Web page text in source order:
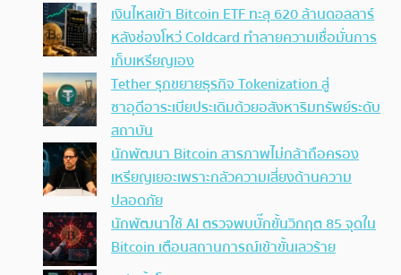
เงินไหลเข้า Bitcoin ETF ทะลุ 620 ล้านดอลลาร์
หลังช่องโหว่ Coldcard ทำลายความเชื่อมั่นการ
เก็บเหรียญเอง
Tether รุกขยายธุรกิจ Tokenization สู่
ซาอุดีอาระเบียประเดิมด้วยอสังหาริมทรัพย์ระดับ
สถาบัน
นักพัฒนา Bitcoin สารภาพไม่กล้าถือครอง
เหรียญเยอะเพราะกลัวความเสี่ยงด้านความ
ปลอดภัย
นักพัฒนาใช้ AI ตรวจพบบั๊กขั้นวิกฤต 85 จุดใน
Bitcoin เตือนสถานการณ์เข้าขั้นเลวร้าย